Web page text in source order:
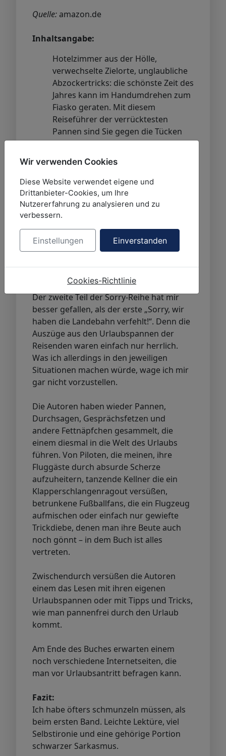
Quelle: amazon.de
Inhaltsangabe:
Hotelzimmer aus der Hölle,
verwechselte Zielorte, unglaubliche
Abzockertricks: die schönste Zeit des
Jahres kann im Handumdrehen zum
Fiasko geraten. Mit diesem
Reiseführer der verrücktesten
Pannen sind Sie gegen die Tücken
des Urlaubsalltags gewappnet. Hier
erfahren Sie, was Sie niemals im
Katalog lesen werden – und können
aus den amüsanten Erlebnissen von
anderen Reisenden lernen. Denn
wer nackt zum Begrüßungsdinner
geht, sollte sicher sein, auch
tatsächlich ein FKK-Ressort gebucht
zu haben.
Meine Meinung:
Der zweite Teil der Sorry-Reihe hat mir
besser gefallen, als der erste „Sorry, wir
haben die Landebahn verfehlt!“. Denn die
Auszüge aus den Urlaubspannen der
Reisenden waren einfach nur herrlich.
Was ich allerdings in den jeweiligen
Situationen machen würde, wage ich mir
gar nicht vorzustellen.
Die Autoren haben wieder Pannen,
Durchsagen, Gesprächsfetzen und
andere Fettnäpfchen gesammelt, die
einem diesmal in die Welt des Urlaubs
führen. Von Piloten, die meinen, ihre
Fluggäste durch absurde Scherze
aufzuheitern, tanzende Kellner die ein
Klapperschlangenragout versüßen,
betrunkene Fußballfans, die ein Flugzeug
aufmischen oder einfach nur gewiefte
Trickdiebe, denen man ihre Beute auch
noch gönnt – in dem Buch ist alles
vertreten.
Zwischendurch versüßen die Autoren
einem das Lesen mit ihren eigenen
Urlaubspannen oder mit Tipps und Tricks,
wie man pannenfrei durch den Urlaub
kommt.
Am Ende des Buches erwarten einem
noch verschiedene Internetseiten, die
man vor Urlaubsantritt befragen kann.
Fazit:
Ich habe öfters schmunzeln müssen, als
beim ersten Band. Leichte Lektüre, viel
Selbstironie und eine gehörige Portion
schwarzer Sarkasmus.
Wir verwenden Cookies
Diese Website verwendet eigene und
Drittanbieter-Cookies, um Ihre
Nutzererfahrung zu analysieren und zu
verbessern.
Einstellungen Einverstanden
Cookies-Richtlinie